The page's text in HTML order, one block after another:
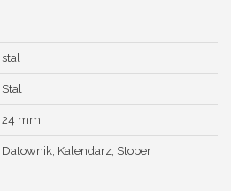
stal
Stal
24 mm
Datownik, Kalendarz, Stoper